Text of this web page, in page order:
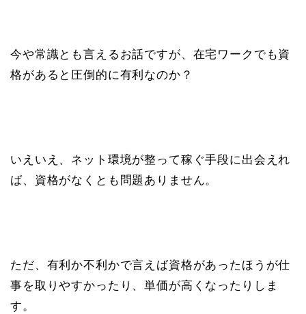
今や常識とも言えるお話ですが、在宅ワークでも資
格があると圧倒的に有利なのか？
いえいえ、ネット環境が整って稼ぐ手段に出会えれ
ば、資格がなくとも問題ありません。
ただ、有利か不利かで言えば資格があったほうが仕
事を取りやすかったり、単価が高くなったりしま
す。